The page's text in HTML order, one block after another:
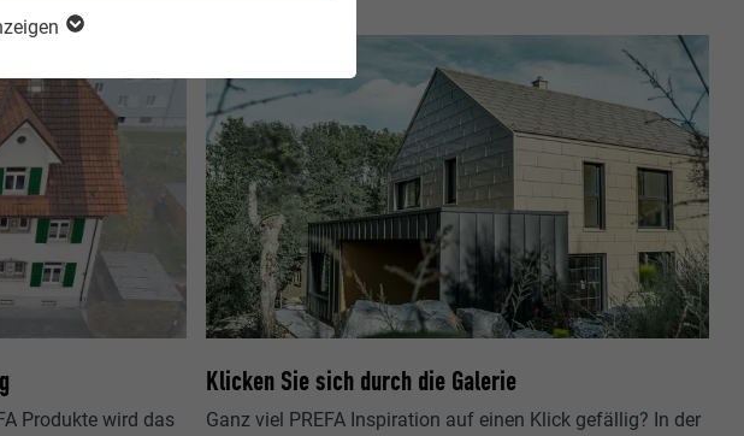
Produkte wird das
Klicken Sie sich durch die Galerie
Ganz viel PREFA Inspiration auf einen Klick gefällig? In der